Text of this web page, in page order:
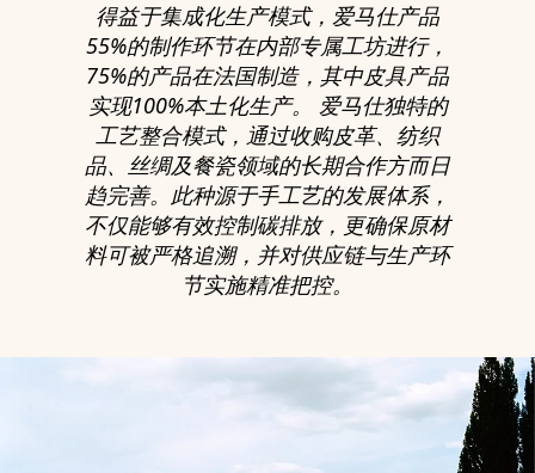
得益于集成化生产模式，爱马仕产品
55%的制作环节在内部专属工坊进行，
75%的产品在法国制造，其中皮具产品
实现100%本土化生产。 爱马仕独特的
工艺整合模式，通过收购皮革、纺织
品、丝绸及餐瓷领域的长期合作方而日
趋完善。此种源于手工艺的发展体系，
不仅能够有效控制碳排放，更确保原材
料可被严格追溯，并对供应链与生产环
节实施精准把控。